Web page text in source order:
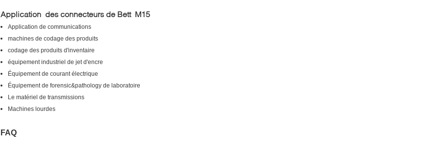
Application des connecteurs de Bett M15
Application de communications
machines de codage des produits
codage des produits d'inventaire
équipement industriel de jet d'encre
Équipement de courant électrique
Équipement de forensic&pathology de laboratoire
Le matériel de transmissions
Machines lourdes
FAQ